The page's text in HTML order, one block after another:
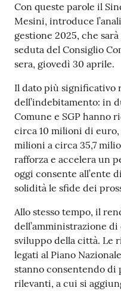
S
a
s
s
u
o
o
Tutti
gli
argomenti...
Seguici
su
Con queste parole il
Mesini, introduce
gestione 2025, che
seduta del Consiglio
sera, giovedì 30 aprile.
Il dato più significativo
dell’indebitamento: in
Comune e SGP hanno
circa 10 milioni di
milioni a circa 35,7
rafforza e accelera un
oggi consente all’ente
solidità le sfide dei
Allo stesso tempo, il
dell’amministrazione
sviluppo della città. Le
legati al Piano
stanno consentendo
rilevanti, a cui si